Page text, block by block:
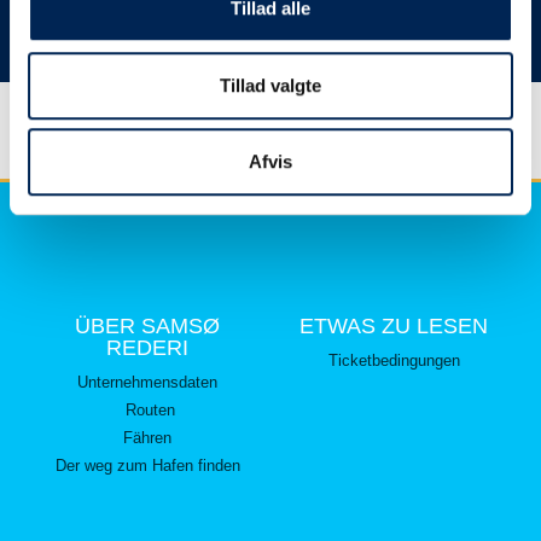
Tillad alle
Tillad valgte
Afvis
Vielen Dank für Ihr Verständnis.
ÜBER SAMSØ
REDERI
Unternehmensdaten
Routen
Fähren
Der weg zum Hafen finden
ETWAS ZU LESEN
Ticketbedingungen